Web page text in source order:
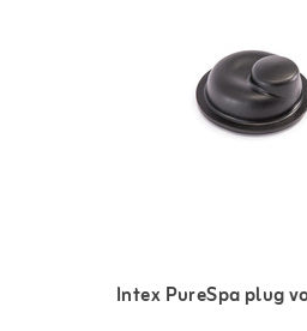
Intex PureSpa plug